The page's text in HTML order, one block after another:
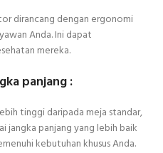
dirancang dengan ergonomi
Anda. Ini dapat
mereka.
panjang :
tinggi daripada meja standar,
jangka panjang yang lebih baik
kebutuhan khusus Anda.